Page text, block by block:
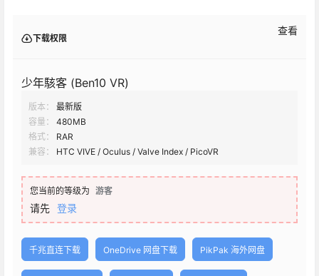
下载权限
查看
少年駭客 (Ben10 VR)
版本：
最新版
容量：
480MB
格式：
RAR
兼容：
HTC VIVE / Oculus / Valve Index / PicoVR
您当前的等级为 游客
请先 登录
千兆直连下载 OneDrive 网盘下载 PikPak 海外网盘